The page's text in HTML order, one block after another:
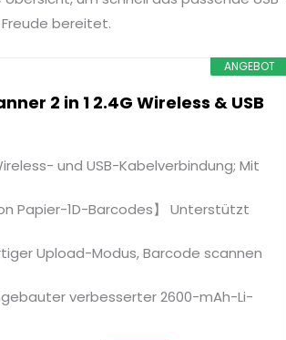
bereitet.
ANGEBOT
2 in 1 2.4G Wireless & USB
und USB-Kabelverbindung; Mit
Papier-1D-Barcodes】 Unterstützt
Upload-Modus, Barcode scannen
verbesserter 2600-mAh-Li-